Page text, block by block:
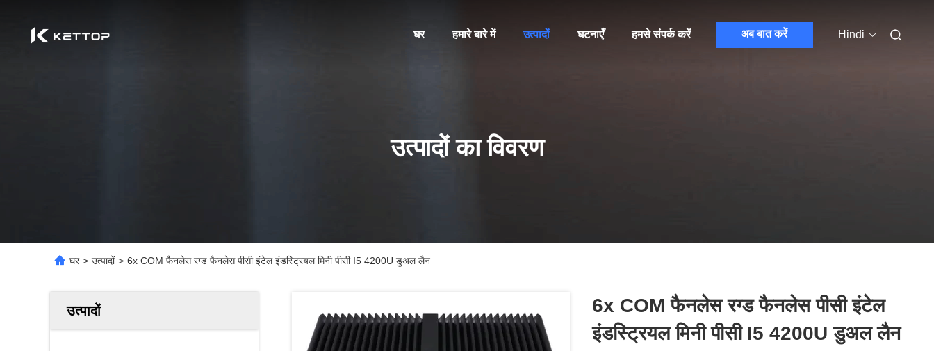
घर हमारे बारे में उत्पादों घटनाएँ हमसे संपर्क करें अब बात करें Hindi
उत्पादों का विवरण
घर > उत्पादों > 6x COM फैनलेस रग्ड फैनलेस पीसी इंटेल इंडस्ट्रियल मिनी पीसी I5 4200U डुअल लैन
उत्पादों
6x COM फैनलेस रग्ड फैनलेस पीसी इंटेल
इंडस्ट्रियल मिनी पीसी I5 4200U डुअल लैन